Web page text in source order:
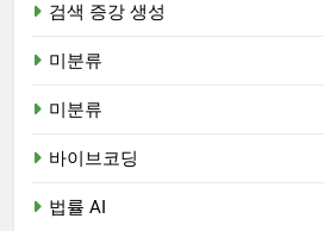
검색 증강 생성
미분류
미분류
바이브코딩
법률 AI